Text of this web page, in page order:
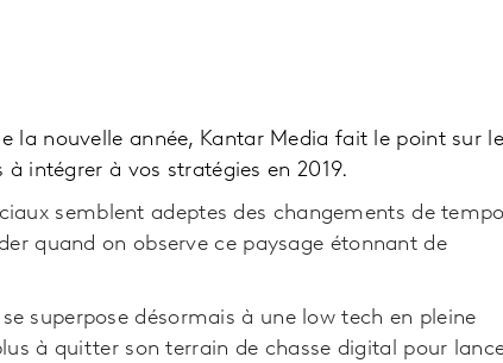
la nouvelle année, Kantar Media fait le point sur
intégrer à vos stratégies en 2019.
semblent adeptes des changements de
quand on observe ce paysage étonnant de
superpose désormais à une low tech en pleine
à quitter son terrain de chasse digital pour